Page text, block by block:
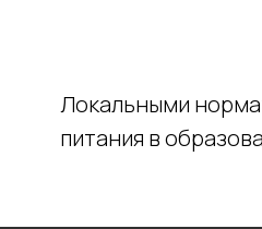
Локальными
питания в